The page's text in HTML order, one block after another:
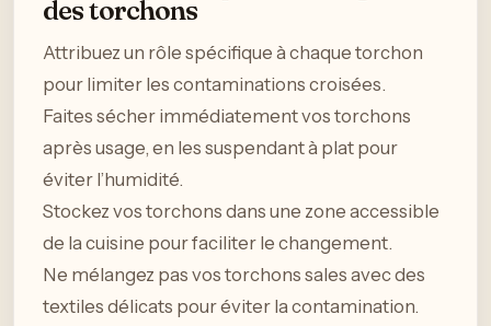
des torchons
Attribuez un rôle spécifique à chaque torchon
pour limiter les contaminations croisées.
Faites sécher immédiatement vos torchons
après usage, en les suspendant à plat pour
éviter l’humidité.
Stockez vos torchons dans une zone accessible
de la cuisine pour faciliter le changement.
Ne mélangez pas vos torchons sales avec des
textiles délicats pour éviter la contamination.